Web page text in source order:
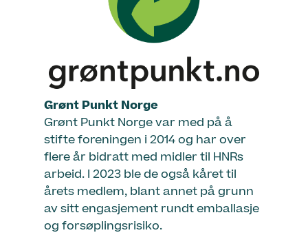
Grønt Punkt Norge
Grønt Punkt Norge var med på å
stifte foreningen i 2014 og har over
flere år bidratt med midler til HNRs
arbeid. I 2023 ble de også kåret til
årets medlem, blant annet på grunn
av sitt engasjement rundt emballasje
og forsøplingsrisiko.